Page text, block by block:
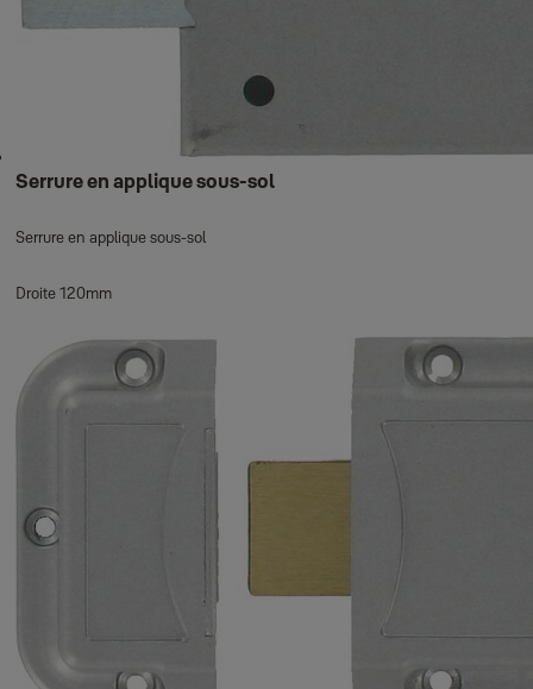
Serrure en applique sous-sol
Serrure en applique sous-sol
Droite 120mm